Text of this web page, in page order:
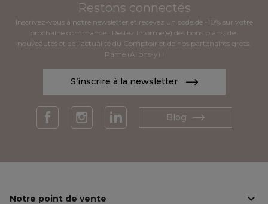
Restons connectés
Inscrivez-vous à notre newsletter et recevez un code de -10% sur votre
prochaine commande ! Restez informé(e) des bons plans, des
nouveautés et de l’actualité du Comptoir et de nos partenaires grecs.
Páme (Allons-y) !
S’inscrire à la newsletter
Blog
Notre point de vente 